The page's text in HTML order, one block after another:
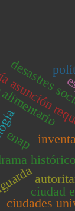
histórico
desastres
ciudades
ciudad
enap